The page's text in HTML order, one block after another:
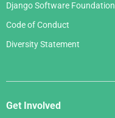
Django Software Foundation
Code of Conduct
Diversity Statement
Get Involved